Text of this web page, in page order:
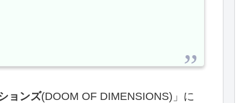
ョンズ(DOOM OF DIMENSIONS)」に